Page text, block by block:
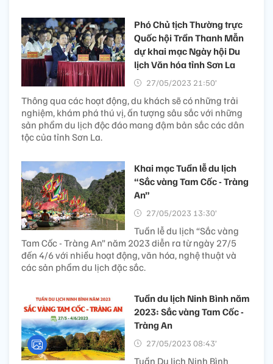
Phó Chủ tịch Thường trực
Quốc hội Trần Thanh Mẫn
dự khai mạc Ngày hội Du
lịch Văn hóa tỉnh Sơn La
27/05/2023 21:50’
Thông qua các hoạt động, du khách sẽ có những trải
nghiệm, khám phá thú vị, ấn tượng sâu sắc với những
sản phẩm du lịch độc đáo mang đậm bản sắc các dân
tộc của tỉnh Sơn La.
Khai mạc Tuần lễ du lịch
“Sắc vàng Tam Cốc - Tràng
An”
27/05/2023 13:30’
Tuần lễ du lịch “Sắc vàng
Tam Cốc - Tràng An” năm 2023 diễn ra từ ngày 27/5
đến 4/6 với nhiều hoạt động, văn hóa, nghệ thuật và
các sản phẩm du lịch đặc sắc.
Tuần du lịch Ninh Bình năm
2023: Sắc vàng Tam Cốc -
Tràng An
27/05/2023 08:43’
Tuần Du lịch Ninh Bình